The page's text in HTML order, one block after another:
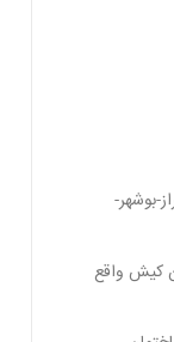
شیراز-بوشهر-
کیش واقع